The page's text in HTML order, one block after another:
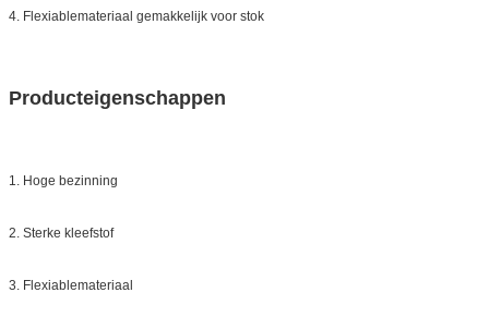
4. Flexiablemateriaal gemakkelijk voor stok
Producteigenschappen
1. Hoge bezinning
2. Sterke kleefstof
3. Flexiablemateriaal